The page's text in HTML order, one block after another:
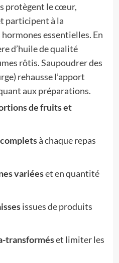
protègent le cœur,
participent à la
essentielles. En
d’huile de qualité
rôtis. Saupoudrer des
rehausse l’apport
aux préparations.
de fruits et
à chaque repas
variéeset en quantité
issues de produits
transforméset limiter les